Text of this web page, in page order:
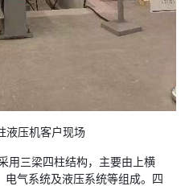
液压机客户现场
用三梁四柱结构，主要由上横
气系统及液压系统等组成。四